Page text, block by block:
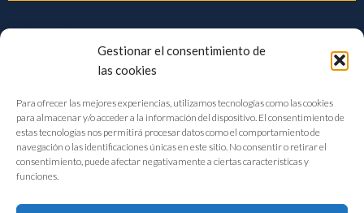
Gestionar el consentimiento de
las cookies
Para ofrecer las mejores experiencias, utilizamos tecnologías como las cookies
para almacenar y/o acceder a la información del dispositivo. El consentimiento de
estas tecnologías nos permitirá procesar datos como el comportamiento de
navegación o las identificaciones únicas en este sitio. No consentir o retirar el
consentimiento, puede afectar negativamente a ciertas características y
funciones.